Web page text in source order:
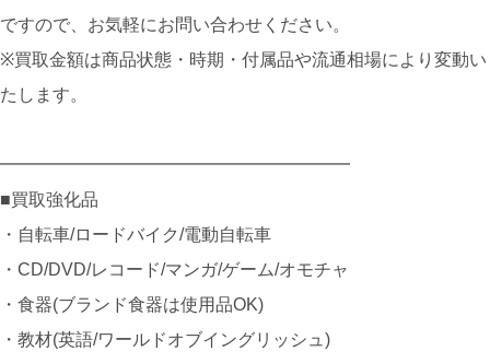
ですので、お気軽にお問い合わせください。
※買取金額は商品状態・時期・付属品や流通相場により変動い
たします。
━━━━━━━━━━━━━━━━━━━━
■買取強化品
・自転車/ロードバイク/電動自転車
・CD/DVD/レコード/マンガ/ゲーム/オモチャ
・食器(ブランド食器は使用品OK)
・教材(英語/ワールドオブイングリッシュ)